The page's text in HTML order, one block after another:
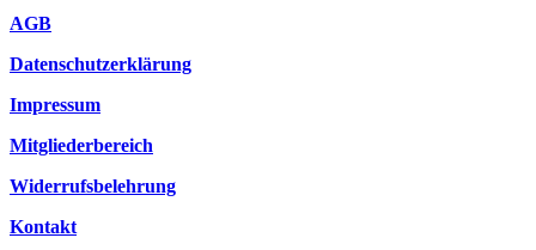
AGB
Datenschutzerklärung
Impressum
Mitgliederbereich
Widerrufsbelehrung
Kontakt